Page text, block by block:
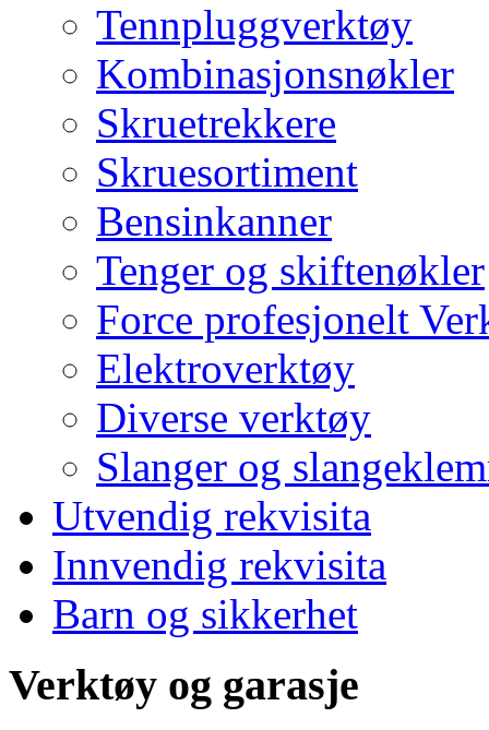
Tennpluggverktøy
Kombinasjonsnøkler
Skruetrekkere
Skruesortiment
Bensinkanner
Tenger og skiftenøkler
Force profesjonelt
Elektroverktøy
Diverse verktøy
Slanger og
Utvendig rekvisita
Innvendig rekvisita
Barn og sikkerhet
Verktøy og garasje